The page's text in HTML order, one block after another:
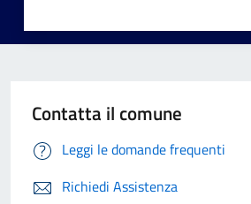
Contatta il comune
Leggi le domande frequenti
Richiedi Assistenza